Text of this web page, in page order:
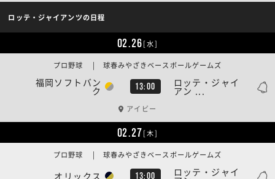
ロッテ・ジャイアンツの日程
02.26[水]
福岡ソフトバン
ク 13:00 ロッテ・ジャイ
アン ...
プロ野球 | 球春みやざきベースボールゲームズ
アイビー
02.27[木]
オリックス 13:00 ロッテ・ジャイ
プロ野球 | 球春みやざきベースボールゲームズ